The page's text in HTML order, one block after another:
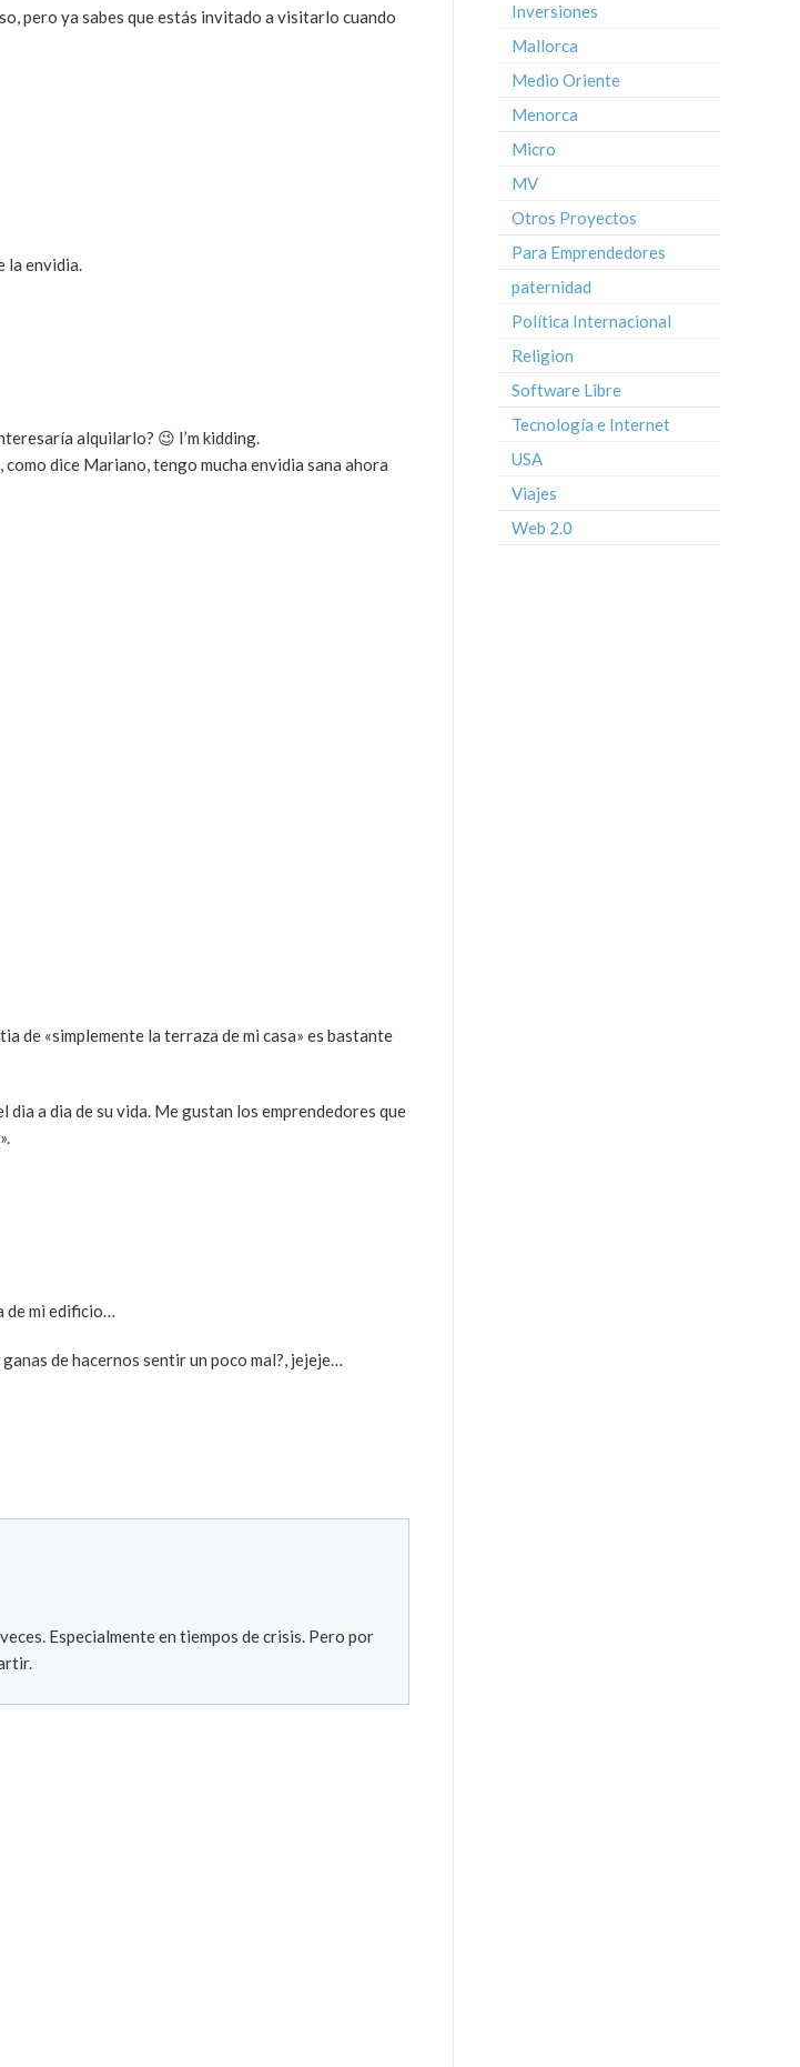
pero ya sabes que estás invitado a visitarlo cuando
la envidia.
alquilarlo? 😉 I’m kidding.
dice Mariano, tengo mucha envidia sana ahora
de «simplemente la terraza de mi casa» es bastante
a dia de su vida. Me gustan los emprendedores que
de mi edificio…
de hacernos sentir un poco mal?, jejeje…
Especialmente en tiempos de crisis. Pero por
Inversiones
Mallorca
Medio Oriente
Menorca
Micro
MV
Otros Proyectos
Para Emprendedores
paternidad
Política Internacional
Religion
Software Libre
Tecnología e Internet
USA
Viajes
Web 2.0